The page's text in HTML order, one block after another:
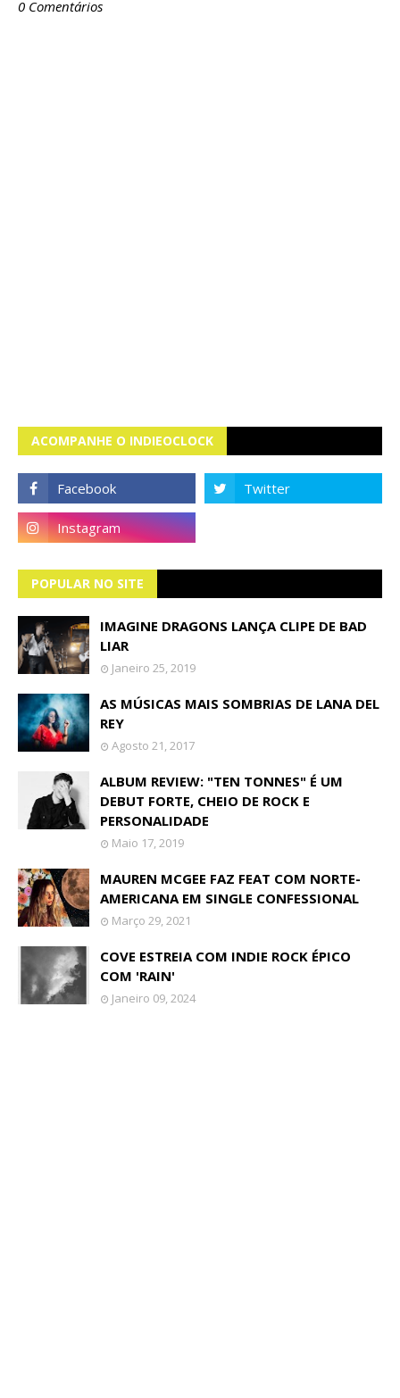
0 Comentários
ACOMPANHE O INDIEOCLOCK
POPULAR NO SITE
IMAGINE DRAGONS LANÇA CLIPE DE BAD
LIAR
Janeiro 25, 2019
AS MÚSICAS MAIS SOMBRIAS DE LANA DEL
REY
Agosto 21, 2017
ALBUM REVIEW: "TEN TONNES" É UM
DEBUT FORTE, CHEIO DE ROCK E
PERSONALIDADE
Maio 17, 2019
MAUREN MCGEE FAZ FEAT COM NORTE-
AMERICANA EM SINGLE CONFESSIONAL
Março 29, 2021
COVE ESTREIA COM INDIE ROCK ÉPICO
COM 'RAIN'
Janeiro 09, 2024